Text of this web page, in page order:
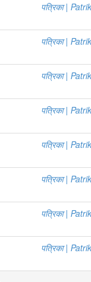
पत्रिका |
पत्रिका |
पत्रिका |
पत्रिका |
पत्रिका |
पत्रिका |
पत्रिका |
पत्रिका |